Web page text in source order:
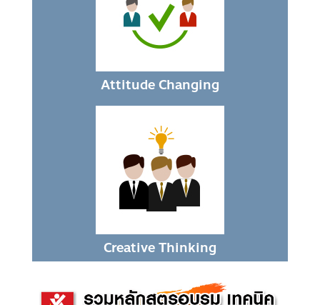
Attitude Changing
Creative Thinking